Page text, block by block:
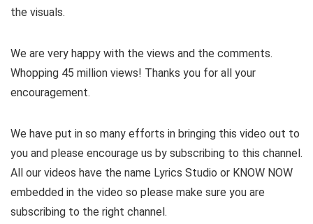
the visuals.
We are very happy with the views and the comments.
Whopping 45 million views! Thanks you for all your
encouragement.
We have put in so many efforts in bringing this video out to
you and please encourage us by subscribing to this channel.
All our videos have the name Lyrics Studio or KNOW NOW
embedded in the video so please make sure you are
subscribing to the right channel.